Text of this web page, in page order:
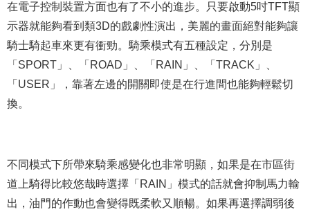
在電子控制裝置方面也有了不小的進步。只要啟動5吋TFT顯
示器就能夠看到類3D的戲劇性演出，美麗的畫面絕對能夠讓
騎士騎起車來更有衝勁。騎乘模式有五種設定，分別是
「SPORT」、「ROAD」、「RAIN」、「TRACK」、
「USER」，靠著左邊的開關即使是在行進間也能夠輕鬆切
換。
不同模式下所帶來騎乘感變化也非常明顯，如果是在市區街
道上騎得比較悠哉時選擇「RAIN」模式的話就會抑制馬力輸
出，油門的作動也會變得既柔軟又順暢。如果再選擇調弱後